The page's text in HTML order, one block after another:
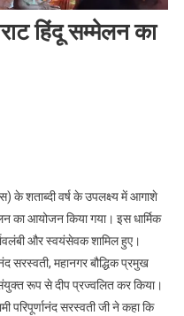
हिंदू सम्मेलन का
के शताब्दी वर्ष के उपलक्ष्य में आगाशे
का आयोजन किया गया। इस धार्मिक
और स्वयंसेवक शामिल हुए।
सरस्वती, महानगर बौद्धिक प्रमुख
रूप से दीप प्रज्वलित कर किया।
परिपूर्णानंद सरस्वती जी ने कहा कि